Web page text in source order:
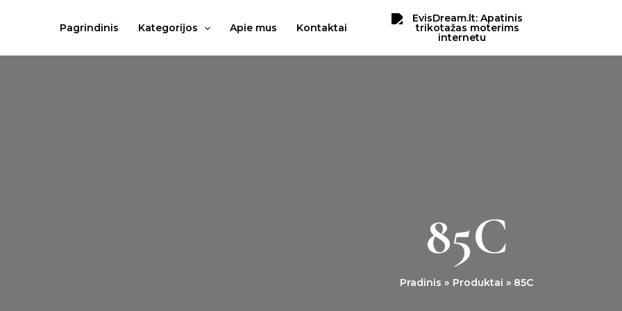
Pagrindinis Kategorijos Apie mus Kontaktai
85C
Pradinis Produktai 85C